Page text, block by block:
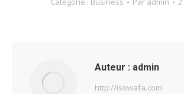
Auteur : admin
http://isowafa.com